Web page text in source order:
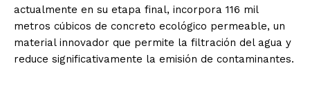
actualmente en su etapa final, incorpora 116 mil
metros cúbicos de concreto ecológico permeable, un
material innovador que permite la filtración del agua y
reduce significativamente la emisión de contaminantes.